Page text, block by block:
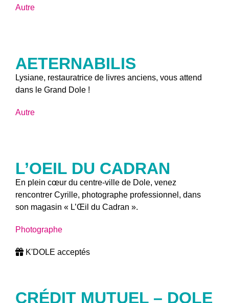
Autre
AETERNABILIS
Lysiane, restauratrice de livres anciens, vous attend
dans le Grand Dole !
Autre
L’OEIL DU CADRAN
En plein cœur du centre-ville de Dole, venez
rencontrer Cyrille, photographe professionnel, dans
son magasin « L’Œil du Cadran ».
Photographe
K'DOLE acceptés
CRÉDIT MUTUEL – DOLE